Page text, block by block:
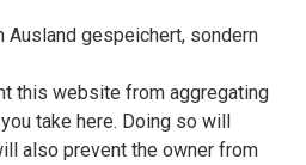
Ausland gespeichert, sondern
this website from aggregating
take here. Doing so will
also prevent the owner from